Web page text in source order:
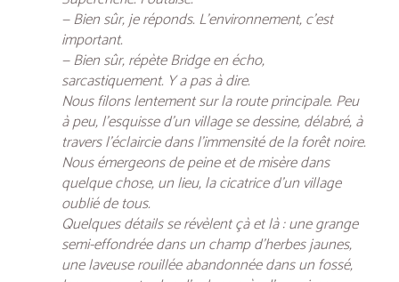
— Bien sûr, je réponds. L’environnement, c’est
important.
— Bien sûr, répète Bridge en écho,
sarcastiquement. Y a pas à dire.
Nous filons lentement sur la route principale. Peu
à peu, l’esquisse d’un village se dessine, délabré, à
travers l’éclaircie dans l’immensité de la forêt noire.
Nous émergeons de peine et de misère dans
quelque chose, un lieu, la cicatrice d’un village
oublié de tous.
Quelques détails se révèlent çà et là : une grange
semi-effondrée dans un champ d’herbes jaunes,
une laveuse rouillée abandonnée dans un fossé,